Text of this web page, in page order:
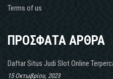
Terms of us
ΠΡΟΣΦΑΤΑ ΑΡΘΡΑ
Daftar Situs Judi Slot Online
15 Οκτωβρίου, 2023